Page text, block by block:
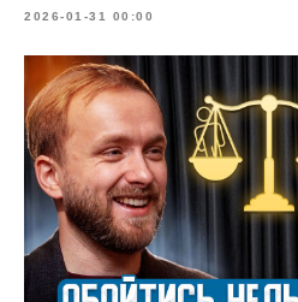
2026-01-31 00:00